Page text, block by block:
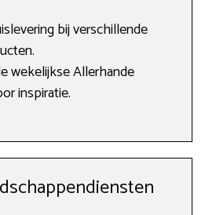
bij verschillende
wekelijkse Allerhande
inspiratie.